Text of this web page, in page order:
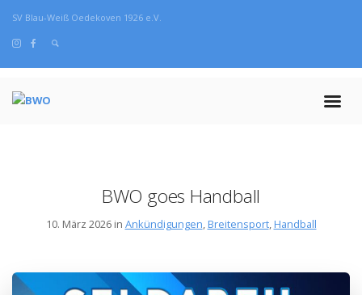
SV Blau-Weiß Oedekoven 1926 e.V.
BWO goes Handball
10. März 2026 in Ankündigungen, Breitensport, Handball